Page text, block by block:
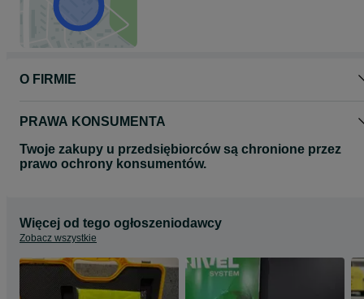
Wyłącznik przy braku oleju
1 gniazdo 1~ 16A
1 gniazdo 3~ 16A
O FIRMIE
PRAWA KONSUMENTA
Twoje zakupy u przedsiębiorców są chronione przez
prawo ochrony konsumentów.
Więcej od tego ogłoszeniodawcy
Zobacz wszystkie